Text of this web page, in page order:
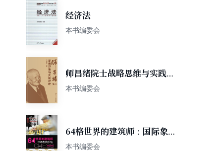
经济法
本书编委会
师昌绪院士战略思维与实践足
迹
本书编委会
64格世界的建筑师：国际象棋
教练风采录
本书编委会